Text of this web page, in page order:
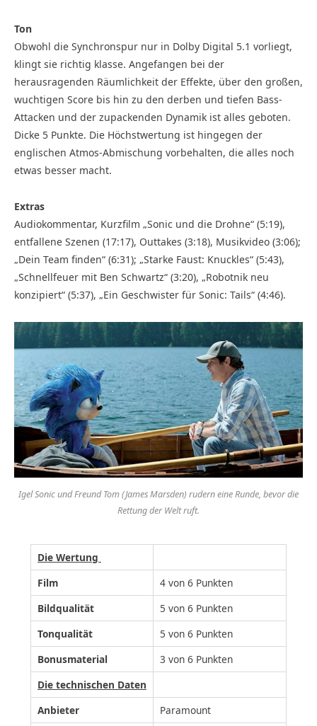
Ton
Obwohl die Synchronspur nur in Dolby Digital 5.1 vorliegt,
klingt sie richtig klasse. Angefangen bei der
herausragenden Räumlichkeit der Effekte, über den großen,
wuchtigen Score bis hin zu den derben und tiefen Bass-
Attacken und der zupackenden Dynamik ist alles geboten.
Dicke 5 Punkte. Die Höchstwertung ist hingegen der
englischen Atmos-Abmischung vorbehalten, die alles noch
etwas besser macht.
Extras
Audiokommentar, Kurzfilm „Sonic und die Drohne“ (5:19),
entfallene Szenen (17:17), Outtakes (3:18), Musikvideo (3:06);
„Dein Team finden“ (6:31); „Starke Faust: Knuckles“ (5:43),
„Schnellfeuer mit Ben Schwartz“ (3:20), „Robotnik neu
konzipiert“ (5:37), „Ein Geschwister für Sonic: Tails“ (4:46).
Igel Sonic und Freund Tom (James Marsden) rudern eine Runde, bevor die
Rettung der Welt ruft.
Die Wertung
Film
4 von 6 Punkten
Bildqualität
5 von 6 Punkten
Tonqualität
5 von 6 Punkten
Bonusmaterial
3 von 6 Punkten
Die technischen Daten
Anbieter
Paramount